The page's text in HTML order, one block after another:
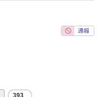
393